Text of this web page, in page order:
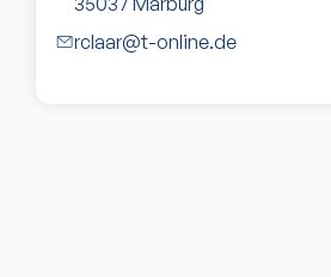
rclaar@t-online.de